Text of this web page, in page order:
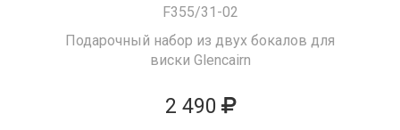
F355/31-02
Подарочный набор из двух бокалов для
виски Glencairn
2 490